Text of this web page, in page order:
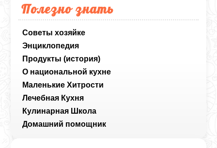
Полезно знать
Советы хозяйке
Энциклопедия
Продукты (история)
О национальной кухне
Маленькие Хитрости
Лечебная Кухня
Кулинарная Школа
Домашний помощник